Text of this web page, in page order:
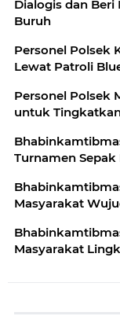
Dialogis dan
Buruh
Personel Polsek
Lewat Patroli
Personel Polsek
untuk
Turnamen Sepak
Masyarakat
Masyarakat